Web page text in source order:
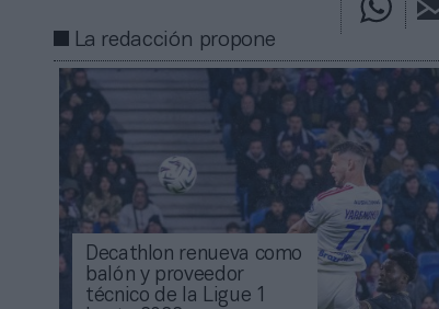
La redacción propone
Decathlon renueva como
balón y proveedor
técnico de la Ligue 1